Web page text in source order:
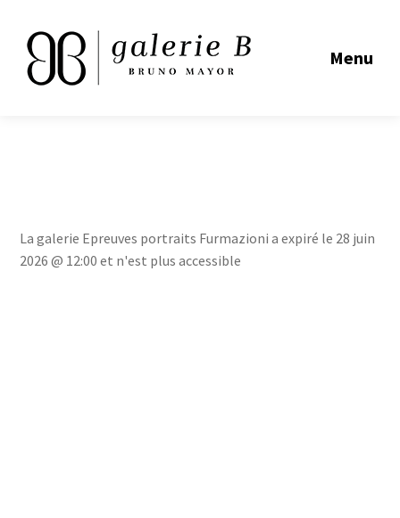
Menu
La galerie Epreuves portraits Furmazioni a expiré le 28 juin
2026 @ 12:00 et n'est plus accessible